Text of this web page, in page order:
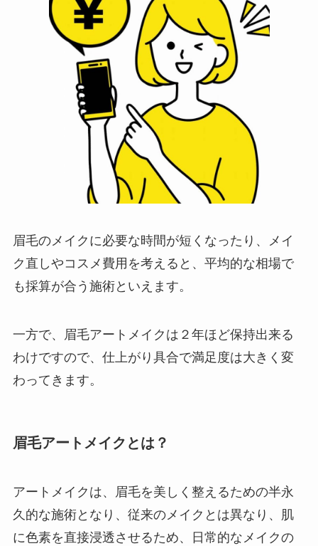
眉毛のメイクに必要な時間が短くなったり、メイ
ク直しやコスメ費用を考えると、平均的な相場で
も採算が合う施術といえます。
一方で、眉毛アートメイクは２年ほど保持出来る
わけですので、仕上がり具合で満足度は大きく変
わってきます。
眉毛アートメイクとは？
アートメイクは、眉毛を美しく整えるための半永
久的な施術となり、従来のメイクとは異なり、肌
に色素を直接浸透させるため、日常的なメイクの